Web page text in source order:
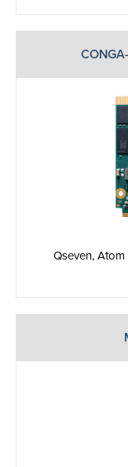
Qseven, Atom